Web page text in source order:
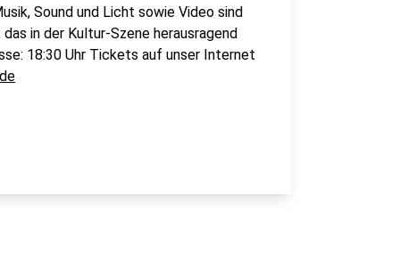
Sound und Licht sowie Video sind
in der Kultur-Szene herausragend
18:30 Uhr Tickets auf unser Internet